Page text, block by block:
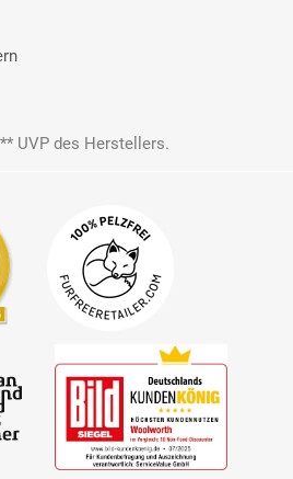
UVP des Herstellers.